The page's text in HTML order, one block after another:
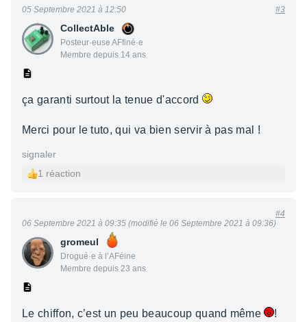
CollectAble
Posteur·euse AFfiné·e
Membre depuis 14 ans
05 Septembre 2021 à 12:50 #3
ça garanti surtout la tenue d'accord
Merci pour le tuto, qui va bien servir à pas mal !
signaler
1 réaction
gromeul
Drogué·e à l’AFéine
Membre depuis 23 ans
06 Septembre 2021 à 09:35 (modifié le 06 Septembre 2021 à 09:36)
#4
Le chiffon, c’est un peu beaucoup quand même
!